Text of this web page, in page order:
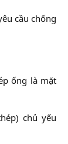
cầu chống
ống là mặt
chủ yếu